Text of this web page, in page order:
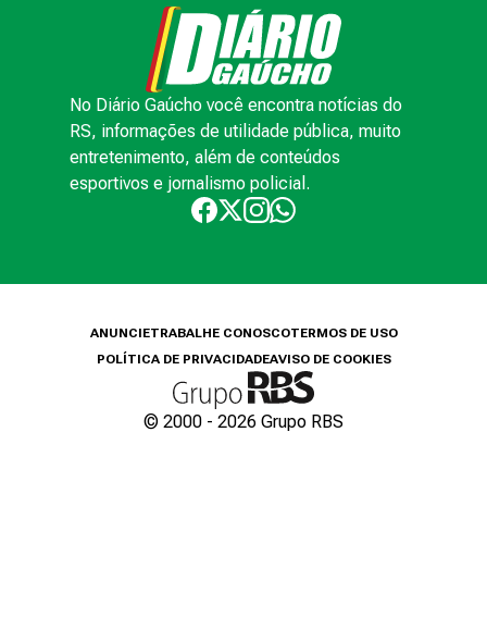
No Diário Gaúcho você encontra notícias do
RS, informações de utilidade pública, muito
entretenimento, além de conteúdos
esportivos e jornalismo policial.
ANUNCIETRABALHE CONOSCOTERMOS DE USO
POLÍTICA DE PRIVACIDADEAVISO DE COOKIES
© 2000 - 2026 Grupo RBS